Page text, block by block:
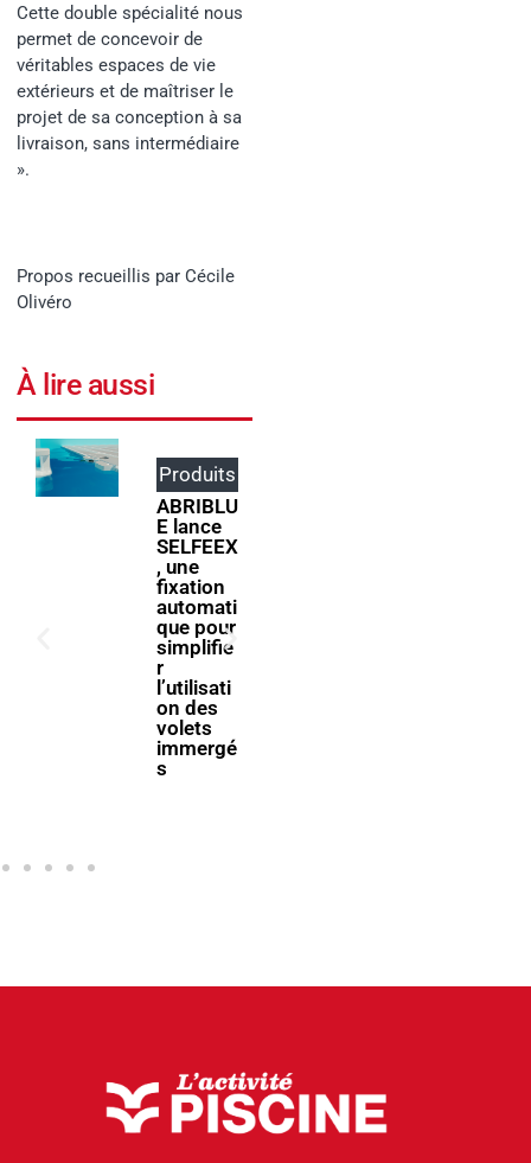
Cette double spécialité nous
permet de concevoir de
véritables espaces de vie
extérieurs et de maîtriser le
projet de sa conception à sa
livraison, sans intermédiaire
».
Propos recueillis par Cécile
Olivéro
À lire aussi
Produits
ABRIBLU
E lance
SELFEEX
, une
fixation
automati
que pour
simplifie
r
l’utilisati
on des
volets
immergé
s